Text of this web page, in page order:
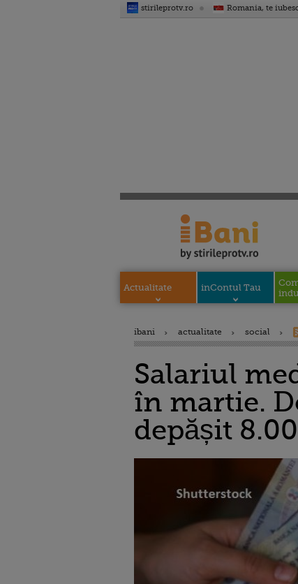
stirileprotv.ro Romania, te
Actualitate inContul Tau
ibani actualitate social
Salariul
în martie.
depășit